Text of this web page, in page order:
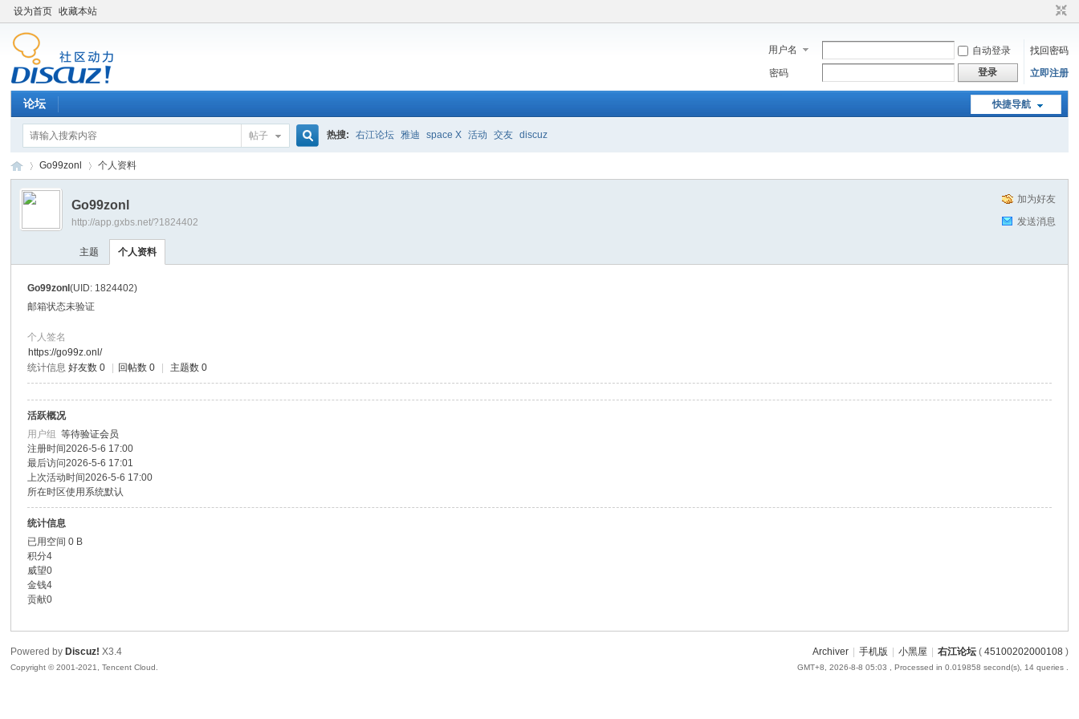
设为首页 收藏本站
用户名 自动登录
找回密码
密码
登录 立即注册
快捷导航
论坛
帖子 热搜: 右江论坛 雅迪 space X 活动 交友 discuz
›
Go99zonl 个人资料
加为好友
发送消息
Go99zonl
http://app.gxbs.net/?1824402
主题 个人资料
Go99zonl(UID: 1824402)
邮箱状态未验证
个人签名
https://go99z.onl/
统计信息 好友数 0 回帖数 0 主题数 0
活跃概况
用户组等待验证会员
注册时间2026-5-6 17:00
最后访问2026-5-6 17:01
上次活动时间2026-5-6 17:00
所在时区使用系统默认
统计信息
已用空间 0 B
积分4
威望0
金钱4
贡献0
Archiver 手机版 小黑屋 右江论坛( 45100202000108)
GMT+8, 2026-8-8 05:03 , Processed in 0.019858 second(s), 14 queries .
Powered by Discuz! X3.4
Copyright © 2001-2021, Tencent Cloud.